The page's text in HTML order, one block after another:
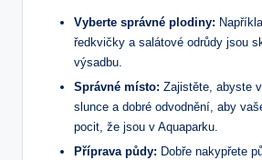
Vyberte správné plodiny:
ředkvičky a salátové odrůdy jsou
výsadbu.
Správné místo: Zajistěte, abyste
slunce a dobré odvodnění, aby
pocit, že jsou v Aquaparku.
Příprava půdy: Dobře nakypřete